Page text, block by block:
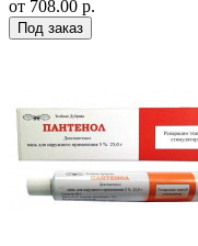
от 708.00 р.
Под заказ